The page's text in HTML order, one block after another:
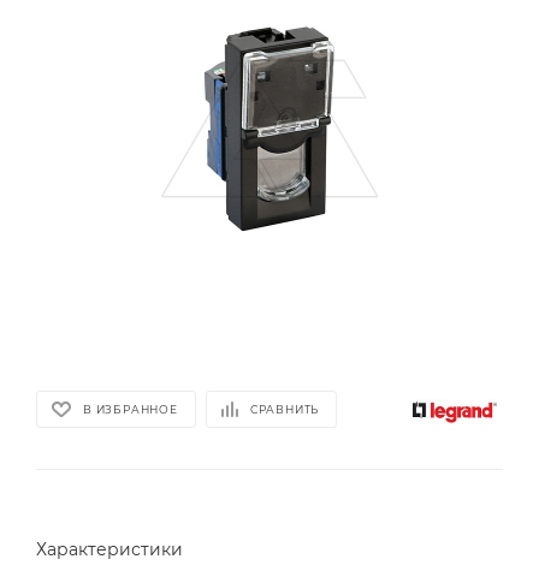
В ИЗБРАННОЕ СРАВНИТЬ
Характеристики